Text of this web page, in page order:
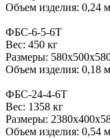
Объем изделия: 0,24
ФБС-6-5-6Т
Вес: 450 кг
Размеры:
Объем изделия: 0,18
ФБС-24-4-6Т
Вес: 1358 кг
Размеры:
Объем изделия: 0,54